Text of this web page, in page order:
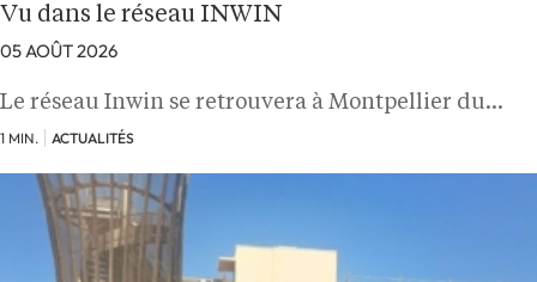
Vu dans le réseau INWIN
05 AOÛT 2026
Le réseau Inwin se retrouvera à Montpellier du…
1 MIN. ACTUALITÉS